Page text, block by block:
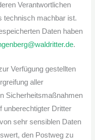
Verantwortlichen
technisch machbar ist.
Daten haben
.
Verfügung gestellten
aller
Sicherheitsmaßnahmen
unberechtigter Dritter
sehr sensiblen Daten
den Postweg zu